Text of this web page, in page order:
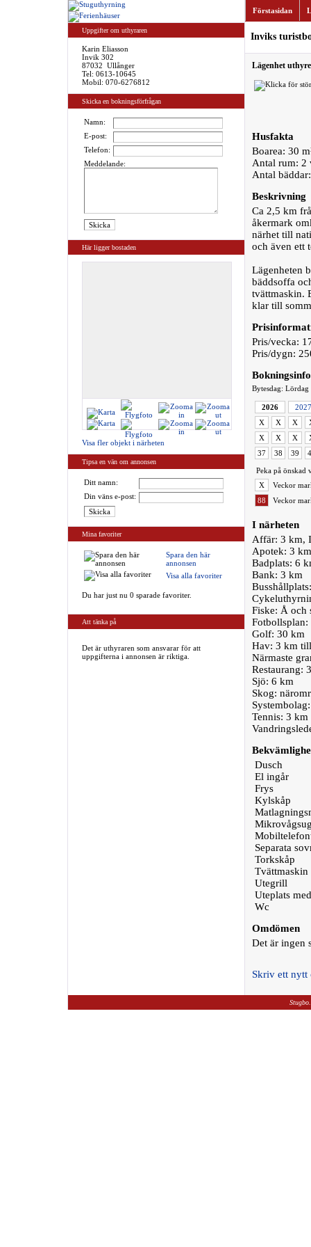
Uppgifter om uthyraren
Karin Eliasson
Invik 302
87032 Ullånger
Tel: 0613-10645
Mobil: 070-6276812
Skicka en bokningsförfrågan
Namn:
E-post:
Telefon:
Meddelande:
Här ligger bostaden
Visa fler objekt i närheten
Tipsa en vän om annonsen
Ditt namn:
Din väns e-post:
Mina favoriter
Spara den här
annonsen
Visa alla favoriter
Du har just nu 0 sparade favoriter.
Att tänka på
Det är uthyraren som ansvarar för att
uppgifterna i annonsen är riktiga.
Förstasidan
Inviks
Lägenhet
Husfakta
Boarea: 30
Antal rum: 2
Antal
Beskrivning
Ca 2,5 km
åkermark
närhet till
och även ett
Lägenheten
bäddsoffa
tvättmaskin.
klar till
Pris/vecka:
Pris/dygn:
Bytesdag: Lördag
2026
2027
X
X X
X
X X
37
38 39
Peka på önskad
X
Veckor
88
Veckor
I närheten
Affär: 3 km,
Apotek: 3 km
Badplats: 6
Bank: 3 km
Fiske: Å och
Fotbollsplan:
Golf: 30 km
Hav: 3 km
Närmaste
Restaurang:
Sjö: 6 km
Skog:
Tennis: 3 km
Dusch
El ingår
Frys
Kylskåp
Separata
Torkskåp
Tvättmaskin
Utegrill
Uteplats
Wc
Omdömen
Det är ingen
Skriv ett nytt